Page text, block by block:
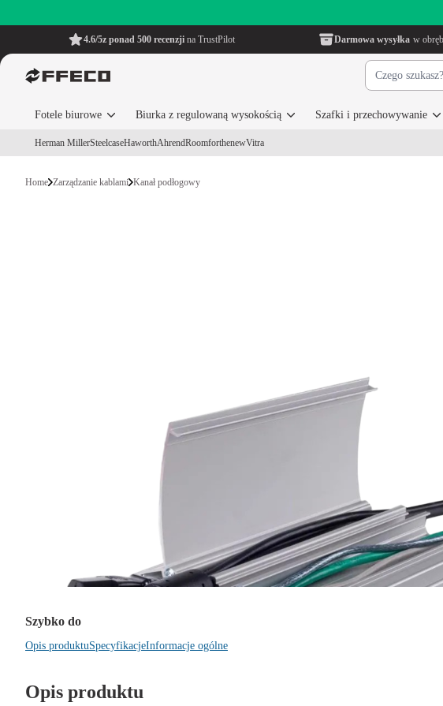
4.6/5z ponad 500 recenzji na TrustPilot Darmowa wysyłka w
Fotele biurowe Biurka z regulowaną wysokością Szafki i przechowywanie
Herman MillerSteelcaseHaworthAhrendRoomforthenewVitra
Home Zarządzanie kablami Kanał podłogowy
Szybko do
Opis produktuSpecyfikacjeInformacje ogólne
Opis produktu